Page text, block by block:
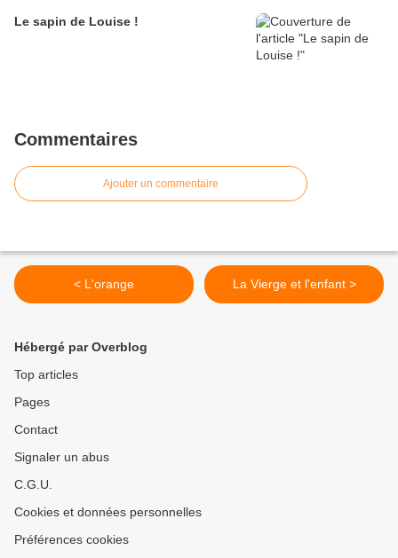
Le sapin de Louise !
Commentaires
Ajouter un commentaire
< L'orange La Vierge et l'enfant >
Hébergé par Overblog
Top articles
Pages
Contact
Signaler un abus
C.G.U.
Cookies et données personnelles
Préférences cookies